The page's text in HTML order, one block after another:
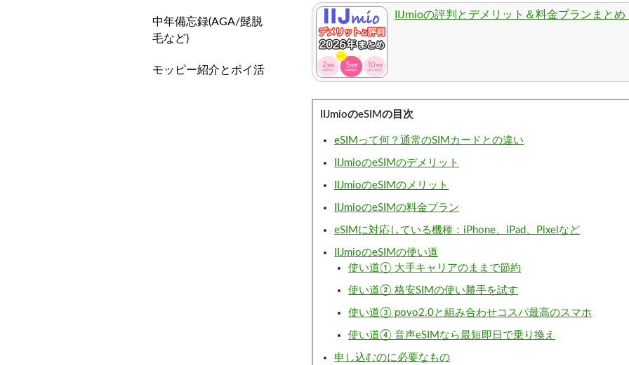
IIJmioの評判とデメリット＆料金プランまと
IIJmioのeSIMの目次
eSIMって何？通常のSIMカードとの違い
IIJmioのeSIMのデメリット
IIJmioのeSIMのメリット
IIJmioのeSIMの料金プラン
eSIMに対応している機種：iPhone、iPad、Pixelなど
IIJmioのeSIMの使い道
使い道① 大手キャリアのままで節約
使い道② 格安SIMの使い勝手を試す
使い道③ povo2.0と組み合わせコスパ最高のスマホ
使い道④ 音声eSIMなら最短即日で乗り換え
申し込むのに必要なもの
中年備忘録(AGA/髭脱
毛など)
モッピー紹介とポイ活